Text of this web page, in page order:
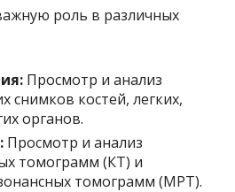
роль в различных
Просмотр и анализ
снимков костей, легких,
органов.
Просмотр и анализ
томограмм (КТ) и
томограмм (МРТ).